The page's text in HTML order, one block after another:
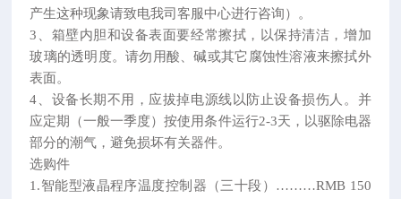
产生这种现象请致电我司客服中心进行咨询）。
3、箱壁内胆和设备表面要经常擦拭，以保持清洁，增加
玻璃的透明度。请勿用酸、碱或其它腐蚀性溶液来擦拭外
表面。
4、设备长期不用，应拔掉电源线以防止设备损伤人。并
应定期（一般一季度）按使用条件运行2-3天，以驱除电器
部分的潮气，避免损坏有关器件。
选购件
1.智能型液晶程序温度控制器（三十段）………RMB 150